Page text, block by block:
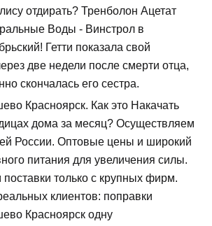
отдирать? Тренболон Ацетат
Воды - Винстрол в
Гетти показала свой
две недели после смерти отца,
скончалась его сестра.
Красноярск. Как это Накачать
дома за месяц? Осуществляем
России. Оптовые цены и широкий
питания для увеличения силы.
только с крупных фирм.
клиентов: поправки
Красноярск одну